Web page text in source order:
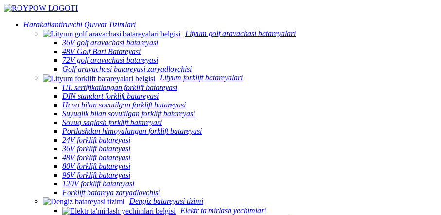
Harakatlantiruvchi Quvvat Tizimlari
Lityum golf aravachasi batareyalari
36V golf aravachasi batareyasi
48V Golf Bart Batareyasi
72V golf aravachasi batareyasi
Golf aravachasi batareyasi zaryadlovchisi
Lityum forklift batareyalari
UL sertifikatlangan forklift batareyasi
DIN standart forklift batareyasi
Havo bilan sovutilgan forklift batareyasi
Suyuqlik bilan sovutilgan forklift batareyasi
Sovuq saqlash forklift batareyasi
Portlashdan himoyalangan forklift batareyasi
24V forklift batareyasi
36V forklift batareyasi
48V forklift batareyasi
80V forklift batareyasi
96V forklift batareyasi
120V forklift batareyasi
Forklift batareya zaryadlovchisi
Dengiz batareyasi tizimi
Elektr ta'mirlash yechimlari